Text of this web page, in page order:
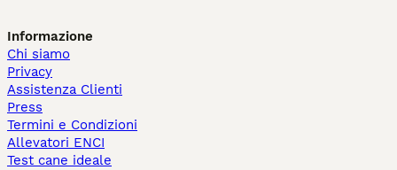
Informazione
Chi siamo
Privacy
Assistenza Clienti
Press
Termini e Condizioni
Allevatori ENCI
Test cane ideale